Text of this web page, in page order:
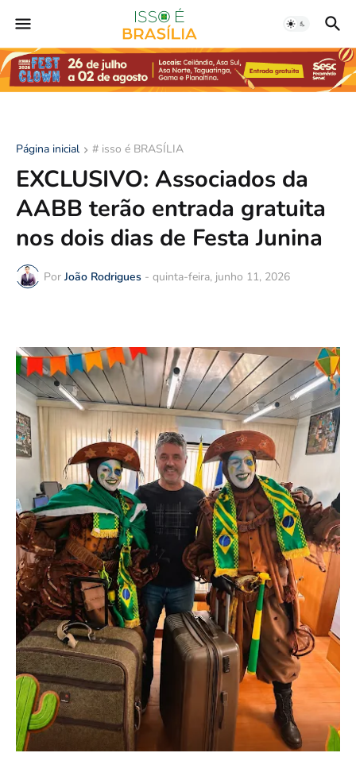
Página inicial # isso é BRASÍLIA
EXCLUSIVO: Associados da
AABB terão entrada gratuita
nos dois dias de Festa Junina
Por João Rodrigues - quinta-feira, junho 11, 2026